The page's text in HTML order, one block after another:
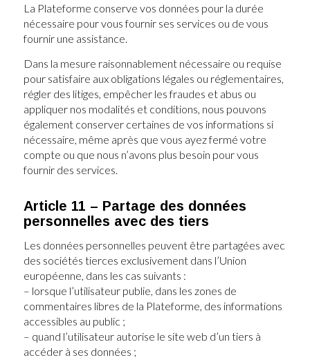
La Plateforme conserve vos données pour la durée
nécessaire pour vous fournir ses services ou de vous
fournir une assistance.
Dans la mesure raisonnablement nécessaire ou requise
pour satisfaire aux obligations légales ou réglementaires,
régler des litiges, empêcher les fraudes et abus ou
appliquer nos modalités et conditions, nous pouvons
également conserver certaines de vos informations si
nécessaire, même après que vous ayez fermé votre
compte ou que nous n’avons plus besoin pour vous
fournir des services.
Article 11 – Partage des données
personnelles avec des tiers
Les données personnelles peuvent être partagées avec
des sociétés tierces exclusivement dans l’Union
européenne, dans les cas suivants :
– lorsque l’utilisateur publie, dans les zones de
commentaires libres de la Plateforme, des informations
accessibles au public ;
– quand l’utilisateur autorise le site web d’un tiers à
accéder à ses données ;